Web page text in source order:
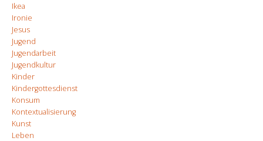
Ikea
Ironie
Jesus
Jugend
Jugendarbeit
Jugendkultur
Kinder
Kindergottesdienst
Konsum
Kontextualisierung
Kunst
Leben